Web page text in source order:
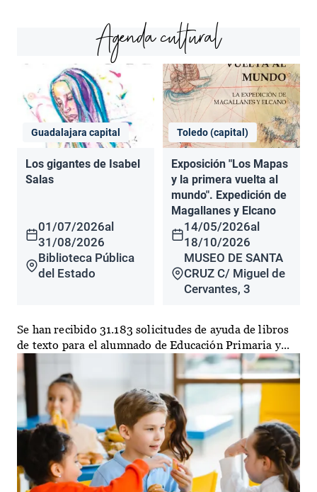
Agenda cultural
Guadalajara capital
Los gigantes de Isabel
Salas
01/07/2026al
31/08/2026
Biblioteca Pública
del Estado
Toledo (capital)
Exposición "Los Mapas
y la primera vuelta al
mundo". Expedición de
Magallanes y Elcano
14/05/2026al
18/10/2026
MUSEO DE SANTA
CRUZ C/ Miguel de
Cervantes, 3
Se han recibido 31.183 solicitudes de ayuda de libros
de texto para el alumnado de Educación Primaria y...